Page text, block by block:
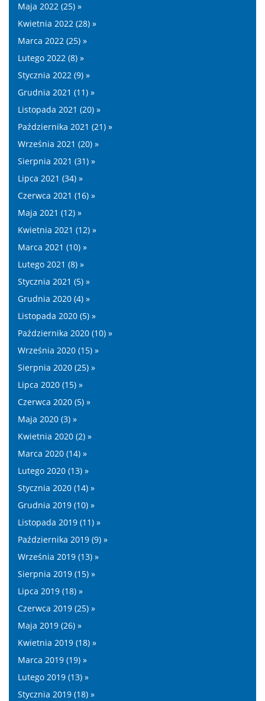
Maja 2022 (25) »
Kwietnia 2022 (28) »
Marca 2022 (25) »
Lutego 2022 (8) »
Stycznia 2022 (9) »
Grudnia 2021 (11) »
Listopada 2021 (20) »
Października 2021 (21) »
Września 2021 (20) »
Sierpnia 2021 (31) »
Lipca 2021 (34) »
Czerwca 2021 (16) »
Maja 2021 (12) »
Kwietnia 2021 (12) »
Marca 2021 (10) »
Lutego 2021 (8) »
Stycznia 2021 (5) »
Grudnia 2020 (4) »
Listopada 2020 (5) »
Października 2020 (10) »
Września 2020 (15) »
Sierpnia 2020 (25) »
Lipca 2020 (15) »
Czerwca 2020 (5) »
Maja 2020 (3) »
Kwietnia 2020 (2) »
Marca 2020 (14) »
Lutego 2020 (13) »
Stycznia 2020 (14) »
Grudnia 2019 (10) »
Listopada 2019 (11) »
Października 2019 (9) »
Września 2019 (13) »
Sierpnia 2019 (15) »
Lipca 2019 (18) »
Czerwca 2019 (25) »
Maja 2019 (26) »
Kwietnia 2019 (18) »
Marca 2019 (19) »
Lutego 2019 (13) »
Stycznia 2019 (18) »